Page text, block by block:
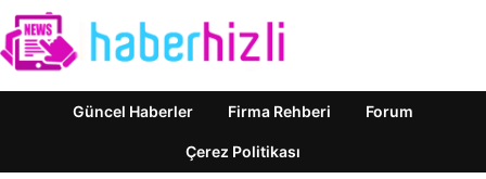
Güncel Haberler Firma Rehberi Forum
Çerez Politikası